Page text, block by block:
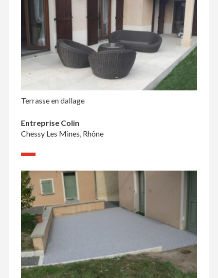
Terrasse en dallage
Entreprise Colin
Chessy Les Mines, Rhône